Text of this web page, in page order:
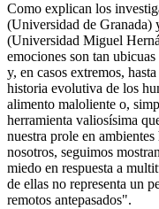
Como explican los
(Universidad de Granada)
(Universidad Miguel
emociones son tan
y, en casos extremos,
historia evolutiva de los
alimento maloliente o,
herramienta valiosísima
nuestra prole en
nosotros, seguimos
miedo en respuesta a
de ellas no representa un
remotos antepasados".